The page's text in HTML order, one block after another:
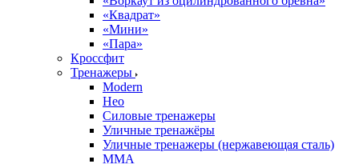
«Квадрат»
«Мини»
«Пара»
Кроссфит
Тренажеры
Modern
Нео
Силовые тренажеры
Уличные тренажёры
Уличные тренажеры (нержавеющая сталь)
ММА